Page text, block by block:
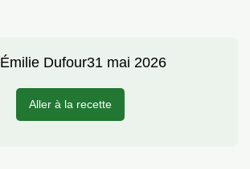
Émilie Dufour31 mai 2026
Aller à la recette